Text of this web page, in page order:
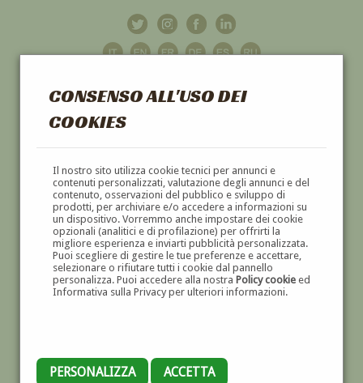
CONSENSO ALL'USO DEI
COOKIES
Il nostro sito utilizza cookie tecnici per annunci e
contenuti personalizzati, valutazione degli annunci e del
contenuto, osservazioni del pubblico e sviluppo di
prodotti, per archiviare e/o accedere a informazioni su
un dispositivo. Vorremmo anche impostare dei cookie
opzionali (analitici e di profilazione) per offrirti la
migliore esperienza e inviarti pubblicità personalizzata.
Puoi scegliere di gestire le tue preferenze e accettare,
selezionare o rifiutare tutti i cookie dal pannello
personalizza. Puoi accedere alla nostra Policy cookieed
Informativa sulla Privacy per ulteriori informazioni.
PERSONALIZZA ACCETTA
GALLERIAD'ARTE
DIPINTI E SCULTURE '800 E '900